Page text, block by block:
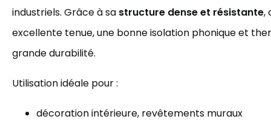
industriels. Grâce à sa structure dense et résistante,
excellente tenue, une bonne isolation phonique et
grande durabilité.
Utilisation idéale pour :
décoration intérieure, revêtements muraux